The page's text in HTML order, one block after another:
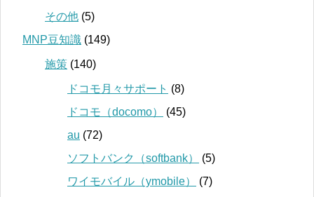
その他 (5)
MNP豆知識 (149)
施策 (140)
ドコモ月々サポート (8)
ドコモ（docomo）
(45)
au (72)
ソフトバンク（softbank）
(5)
ワイモバイル（ymobile）
(7)